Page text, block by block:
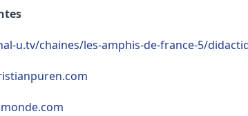
u.tv/chaines/les-amphis-de-france-5/